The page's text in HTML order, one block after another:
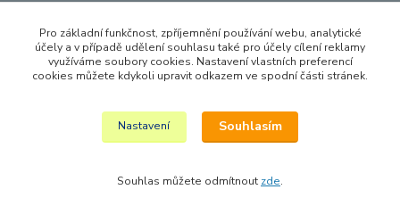
Zboží zařazeno v kategoriích
PRO NEJMENŠÍ
Pro základní funkčnost, zpříjemnění používání webu, analytické
účely a v případě udělení souhlasu také pro účely cílení reklamy
využíváme soubory cookies. Nastavení vlastních preferencí
cookies můžete kdykoli upravit odkazem ve spodní části stránek.
Nastavení Souhlasím
Souhlas můžete odmítnout zde.